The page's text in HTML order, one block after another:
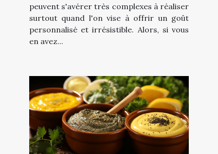
peuvent s'avérer très complexes à réaliser
surtout quand l'on vise à offrir un goût
personnalisé et irrésistible. Alors, si vous
en avez...